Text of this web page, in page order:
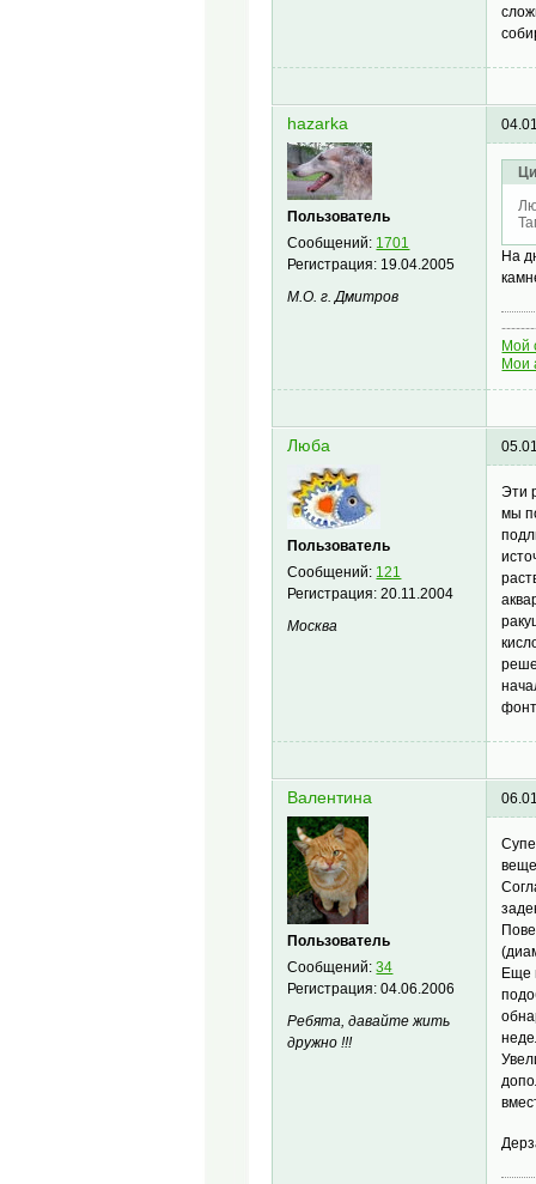
hazarka
Пользователь
Сообщений: 1701
Регистрация: 19.04.2005
М.О. г. Дмитров
На
Мой
Мои
Люба
Пользователь
Сообщений: 121
Регистрация:20.11.2004
Москва
Эти
мы
Валентина
Пользователь
Сообщений:34
Регистрация:04.06.2006
Ребята, давайте жить
дружно !!!
Еще